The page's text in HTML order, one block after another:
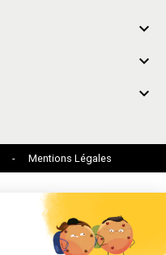
-
Mentions Légales